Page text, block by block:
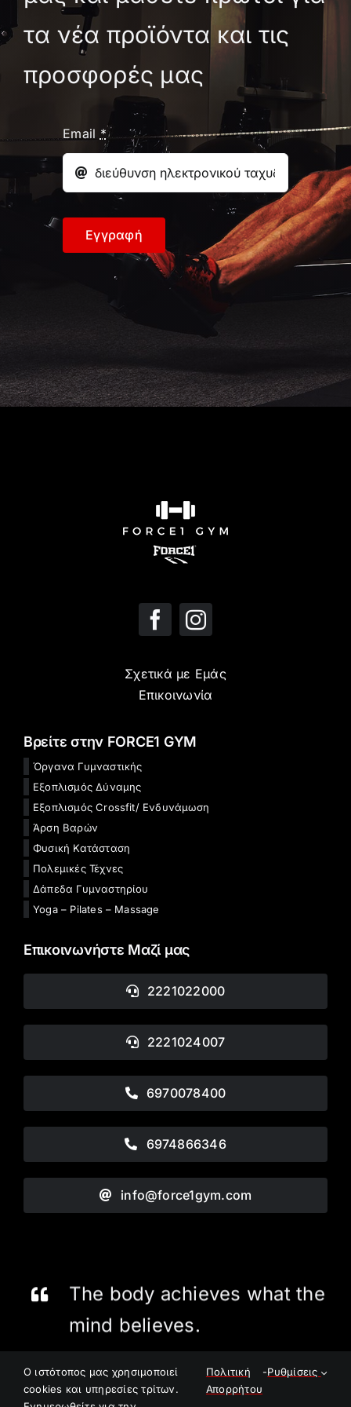
τα νέα προϊόντα και τις
προσφορές μας
Email *
Εγγραφή
Σχετικά με Εμάς
Επικοινωνία
Βρείτε στην FORCE1 GYM
Όργανα Γυμναστικής
Εξοπλισμός Δύναμης
Εξοπλισμός Crossfit/ Ενδυνάμωση
Άρση Βαρών
Φυσική Κατάσταση
Πολεμικές Τέχνες
Δάπεδα Γυμναστηρίου
Yoga – Pilates – Massage
Επικοινωνήστε Μαζί μας
2221022000
2221024007
6970078400
6974866346
info@force1gym.com
The body achieves what the
mind believes.
Όροι Χρήσης
Επιστροφές – Αλλαγές
Τρόποι Παραγγελίας
O ιστότοπος μας χρησιμοποιεί
cookies και υπηρεσίες τρίτων.
Πολιτική
Απορρήτου
-Ρυθμίσεις